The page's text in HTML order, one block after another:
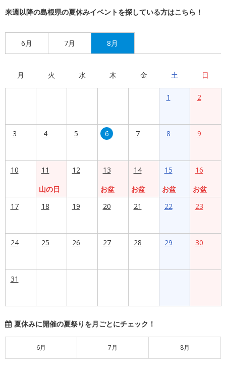
来週以降の島根県の夏休みイベントを探している方はこちら！
6月 7月 8月
月 火 水 木 金 土 日
1 2
3 4 5 6 7 8 9
10
11
山の日
12
13
お盆
14
お盆
15
お盆
16
お盆
17
18 19 20 21 22 23
24 25 26 27 28 29 30
31
夏休みに開催の夏祭りを月ごとにチェック！
6月 7月 8月